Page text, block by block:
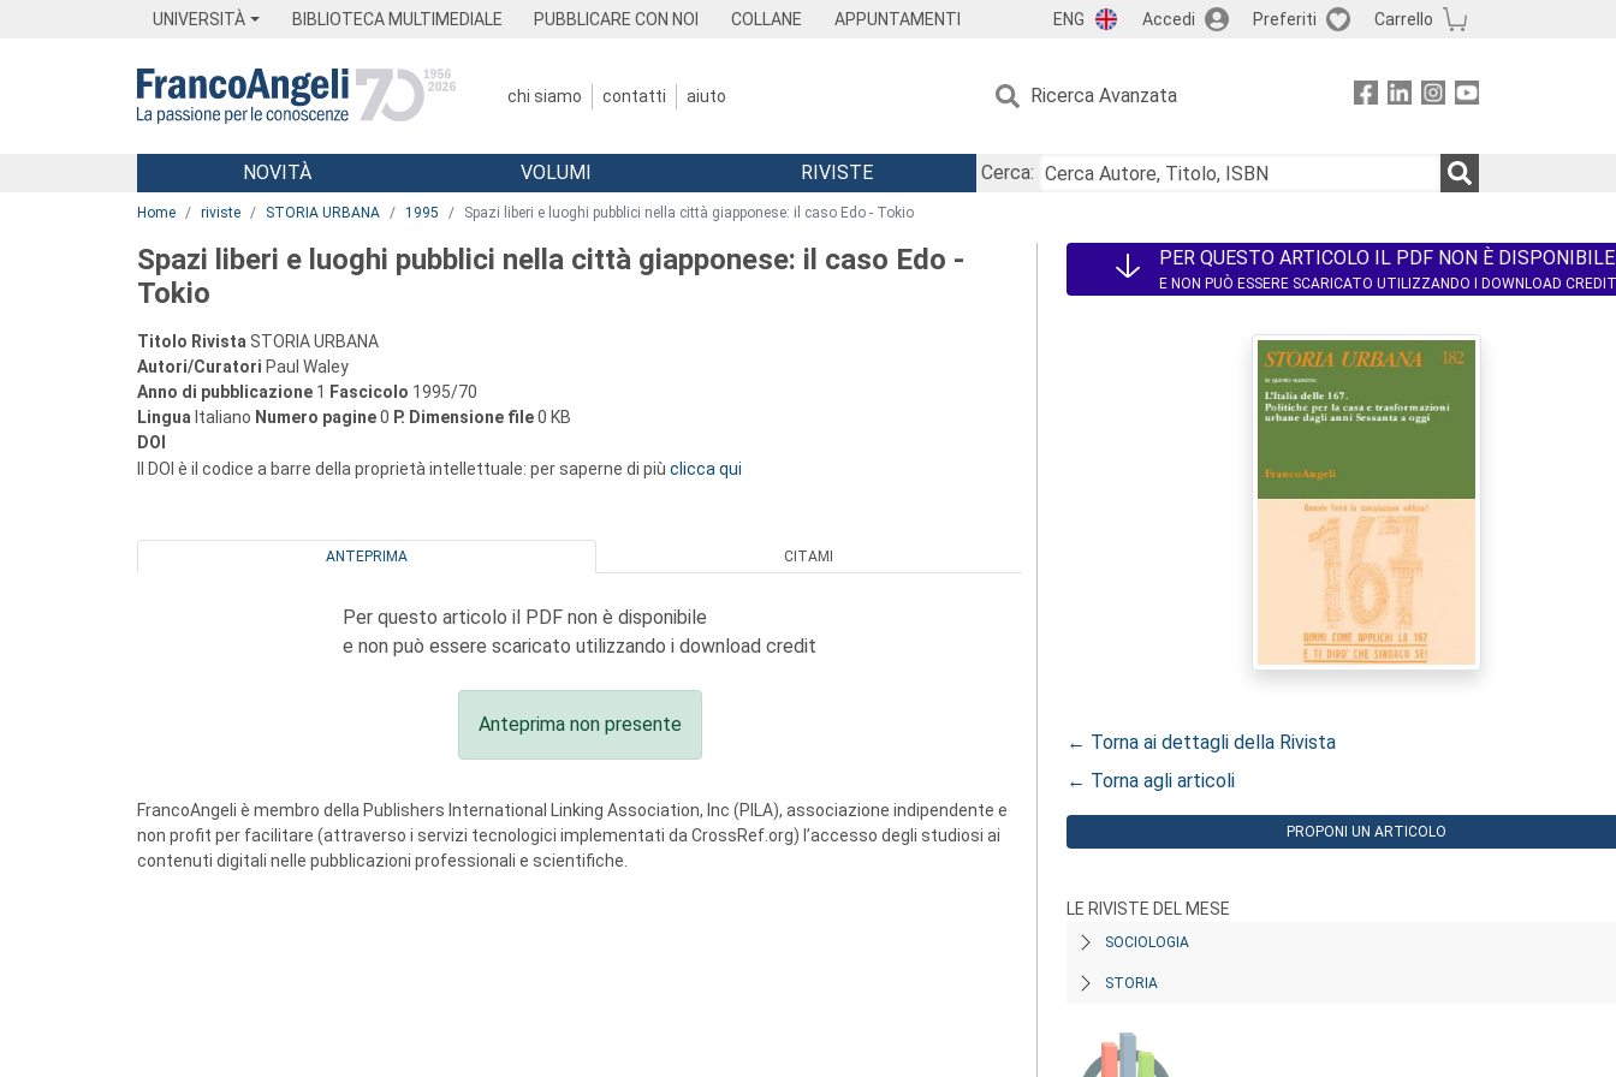
UNIVERSITÀ BIBLIOTECA MULTIMEDIALE PUBBLICARE CON NOI COLLANE APPUNTAMENTI ENG Accedi Preferiti Carrello
chi siamo contatti aiuto Ricerca Avanzata
Menu
NOVITÀ VOLUMI RIVISTE
Cerca:
Home riviste STORIA URBANA 1995 Spazi liberi e luoghi pubblici nella città giapponese: il caso Edo - Tokio
Spazi liberi e luoghi pubblici nella città giapponese: il caso Edo -
Tokio
Titolo Rivista STORIA URBANA
Autori/Curatori Paul Waley
Anno di pubblicazione 1 Fascicolo 1995/70
Lingua Italiano Numero pagine0 P. Dimensione file0 KB
DOI
Il DOI è il codice a barre della proprietà intellettuale: per saperne di più clicca qui
ANTEPRIMA CITAMI
Per questo articolo il PDF non è disponibile
e non può essere scaricato utilizzando i download credit
Anteprima non presente
FrancoAngeli è membro della Publishers International Linking Association, Inc (PILA), associazione indipendente e
non profit per facilitare (attraverso i servizi tecnologici implementati da CrossRef.org) l’accesso degli studiosi ai
contenuti digitali nelle pubblicazioni professionali e scientifiche.
PER QUESTO ARTICOLO IL PDF NON È DISPONIBILE
E NON PUÒ ESSERE SCARICATO UTILIZZANDO I DOWNLOAD CREDIT
← Torna ai dettagli della Rivista
← Torna agli articoli
PROPONI UN ARTICOLO
LE RIVISTE DEL MESE
SOCIOLOGIA
STORIA